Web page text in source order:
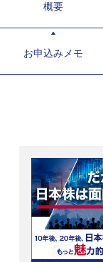
概要
お申込みメモ